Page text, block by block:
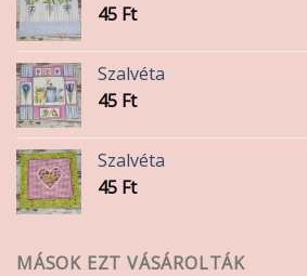
45 Ft
Szalvéta
45 Ft
Szalvéta
45 Ft
MÁSOK EZT VÁSÁROLTÁK